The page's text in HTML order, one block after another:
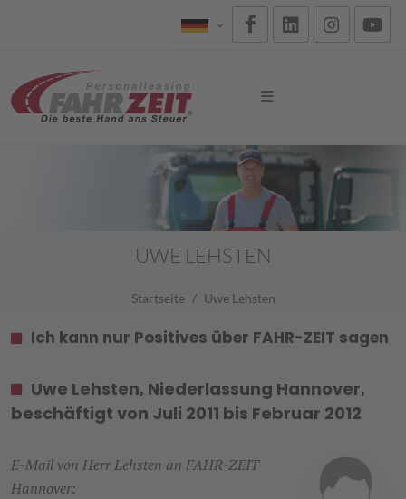
UWE LEHSTEN
Startseite Uwe Lehsten
Ich kann nur Positives über FAHR-ZEIT sagen
Uwe Lehsten, Niederlassung Hannover,
beschäftigt von Juli 2011 bis Februar 2012
E-Mail von Herr Lehsten an FAHR-ZEIT
Hannover: